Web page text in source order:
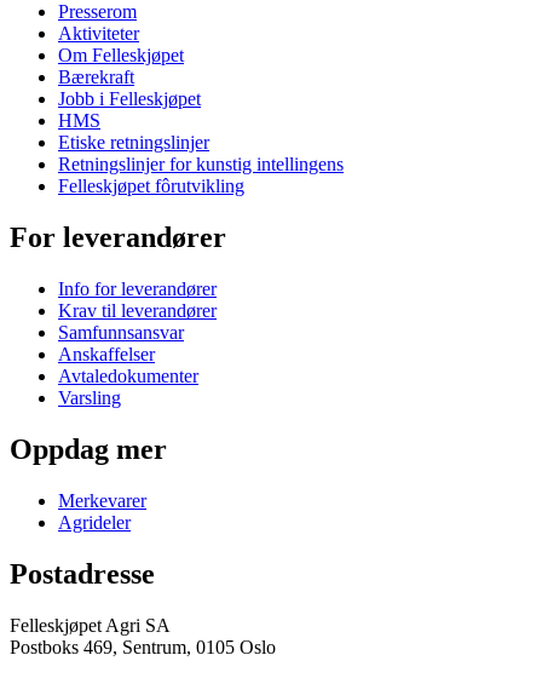
Presserom
Aktiviteter
Om Felleskjøpet
Bærekraft
Jobb i Felleskjøpet
HMS
Etiske retningslinjer
Retningslinjer for kunstig intellingens
Felleskjøpet fôrutvikling
For leverandører
Info for leverandører
Krav til leverandører
Samfunnsansvar
Anskaffelser
Avtaledokumenter
Varsling
Oppdag mer
Merkevarer
Agrideler
Postadresse
Felleskjøpet Agri SA
Postboks 469, Sentrum, 0105 Oslo